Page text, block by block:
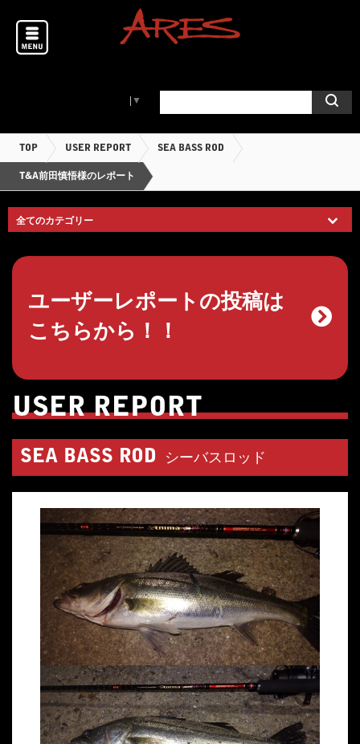
▼
TOP USER REPORT SEA BASS ROD
T&A前田慎悟様のレポート
ユーザーレポートの投稿は
こちらから！！
USER REPORT
SEA BASS ROD シーバスロッド